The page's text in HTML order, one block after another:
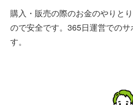
購入・販売の際のお金のやりと
ので安全です。365日運営での
す。